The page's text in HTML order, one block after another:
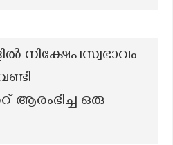
നിക്ഷേപസ്വഭാവം
ആരംഭിച്ച ഒരു